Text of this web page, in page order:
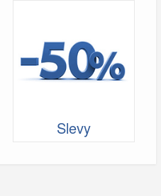
Slevy